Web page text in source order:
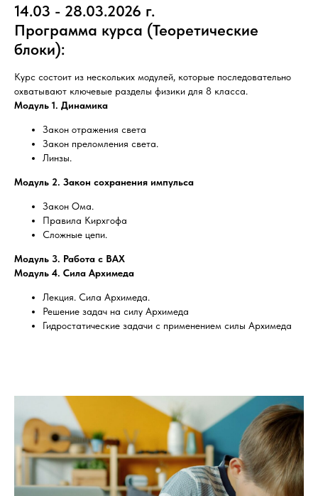
14.03 - 28.03.2026 г.
Программа курса (Теоретические
блоки):
Курс состоит из нескольких модулей, которые последовательно
охватывают ключевые разделы физики для 8 класса.
Модуль 1. Динамика
Закон отражения света
Закон преломления света.
Линзы.
Модуль 2. Закон сохранения импульса
Закон Ома.
Правила Кирхгофа
Сложные цепи.
Модуль 3. Работа с ВАХ
Модуль 4. Сила Архимеда
Лекция. Сила Архимеда.
Решение задач на силу Архимеда
Гидростатические задачи с применением силы Архимеда